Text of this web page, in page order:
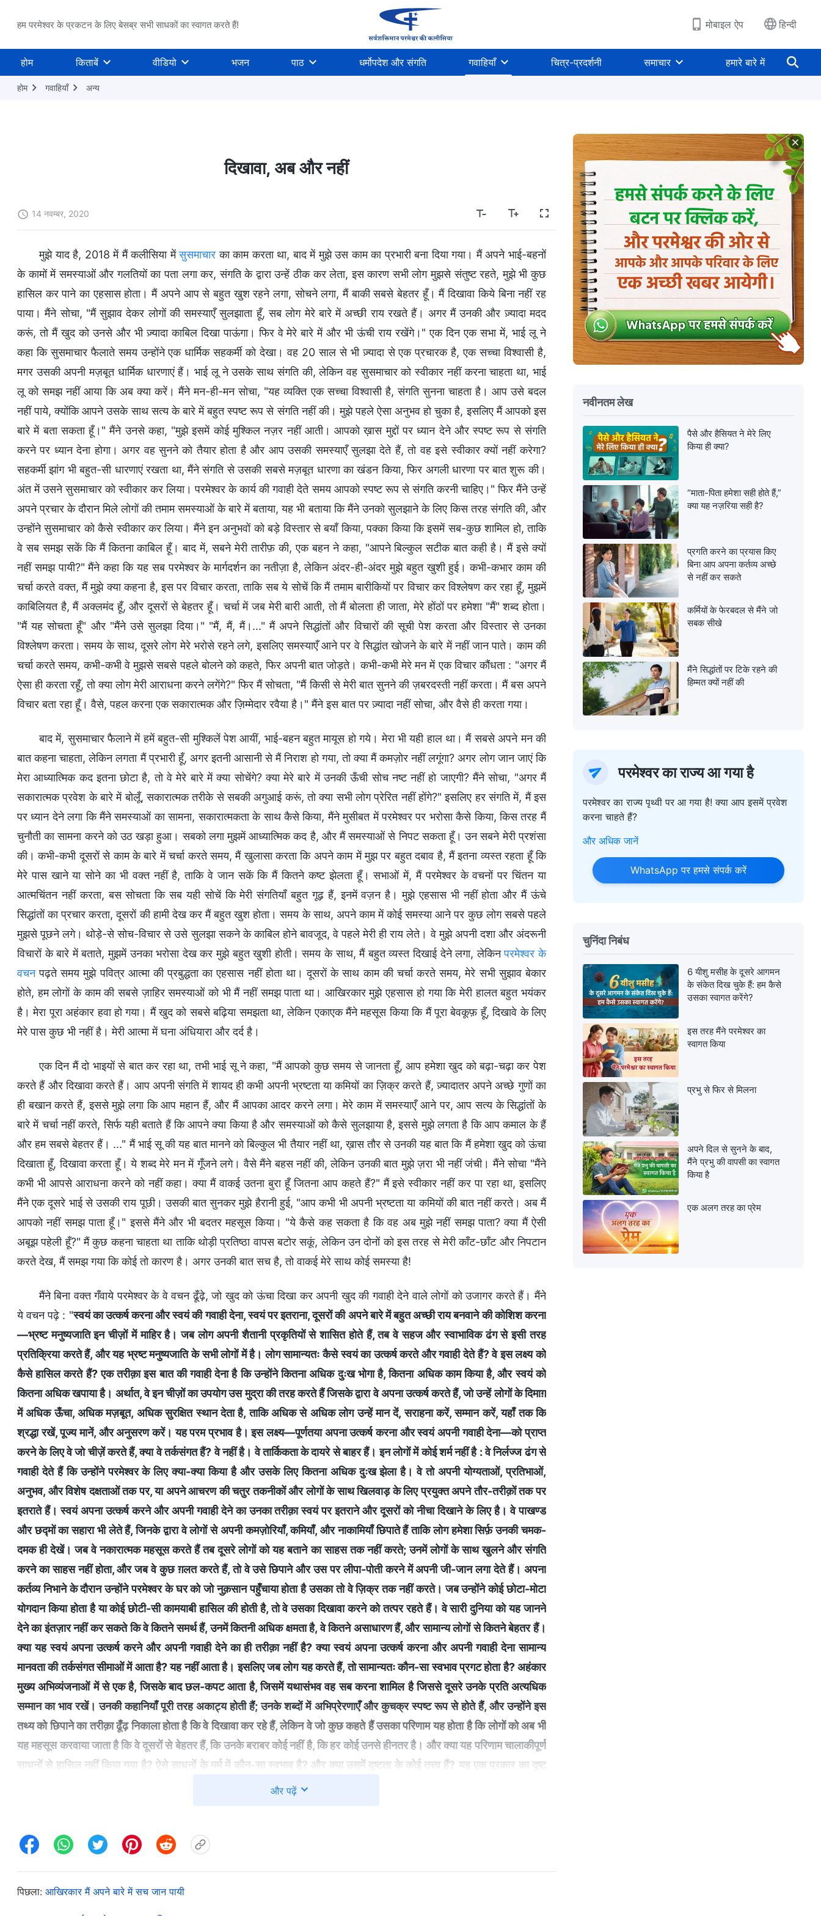
हम परमेश्वर के प्रकटन के लिए बेसब्र सभी साधकों का स्वागत करते हैं! मोबाइल ऐप हिन्दी
होम किताबें वीडियो भजन पाठ धर्मोपदेश और संगति गवाहियाँ चित्र-प्रदर्शनी समाचार हमारे बारे में
होम गवाहियाँ अन्य
दिखावा, अब और नहीं
14 नवम्बर, 2020
मुझे याद है, 2018 में मैं कलीसिया मेंसुसमाचार का काम करता था, बाद में मुझे उस काम का प्रभारी बना दिया गया। मैं अपने भाई-बहनों
के कामों में समस्याओं और गलतियों का पता लगा कर, संगति के द्वारा उन्हें ठीक कर लेता, इस कारण सभी लोग मुझसे संतुष्ट रहते, मुझे भी कुछ
हासिल कर पाने का एहसास होता। मैं अपने आप से बहुत खुश रहने लगा, सोचने लगा, मैं बाकी सबसे बेहतर हूँ। मैं दिखावा किये बिना नहीं रह
पाया। मैंने सोचा, "मैं सुझाव देकर लोगों की समस्याएँ सुलझाता हूँ, सब लोग मेरे बारे में अच्छी राय रखते हैं। अगर मैं उनकी और ज़्यादा मदद
करूं, तो मैं खुद को उनसे और भी ज़्यादा काबिल दिखा पाऊंगा। फिर वे मेरे बारे में और भी ऊंची राय रखेंगे।" एक दिन एक सभा में, भाई लू ने
कहा कि सुसमाचार फैलाते समय उन्होंने एक धार्मिक सहकर्मी को देखा। वह 20 साल से भी ज़्यादा से एक प्रचारक है, एक सच्चा विश्वासी है,
मगर उसकी अपनी मज़बूत धार्मिक धारणाएं हैं। भाई लू ने उसके साथ संगति की, लेकिन वह सुसमाचार को स्वीकार नहीं करना चाहता था, भाई
लू को समझ नहीं आया कि अब क्या करें। मैंने मन-ही-मन सोचा, "यह व्यक्ति एक सच्चा विश्वासी है, संगति सुनना चाहता है। आप उसे बदल
नहीं पाये, क्योंकि आपने उसके साथ सत्य के बारे में बहुत स्पष्ट रूप से संगति नहीं की। मुझे पहले ऐसा अनुभव हो चुका है, इसलिए मैं आपको इस
बारे में बता सकता हूँ।" मैंने उनसे कहा, "मुझे इसमें कोई मुश्किल नज़र नहीं आती। आपको ख़ास मुद्दों पर ध्यान देने और स्पष्ट रूप से संगति
करने पर ध्यान देना होगा। अगर वह सुनने को तैयार होता है और आप उसकी समस्याएँ सुलझा देते हैं, तो वह इसे स्वीकार क्यों नहीं करेगा?
सहकर्मी झांग भी बहुत-सी धारणाएं रखता था, मैंने संगति से उसकी सबसे मज़बूत धारणा का खंडन किया, फिर अगली धारणा पर बात शुरू की।
अंत में उसने सुसमाचार को स्वीकार कर लिया। परमेश्वर के कार्य की गवाही देते समय आपको स्पष्ट रूप से संगति करनी चाहिए।" फिर मैंने उन्हें
अपने प्रचार के दौरान मिले लोगों की तमाम समस्याओं के बारे में बताया, यह भी बताया कि मैंने उनको सुलझाने के लिए किस तरह संगति की, और
उन्होंने सुसमाचार को कैसे स्वीकार कर लिया। मैंने इन अनुभवों को बड़े विस्तार से बयाँ किया, पक्का किया कि इसमें सब-कुछ शामिल हो, ताकि
वे सब समझ सकें कि मैं कितना काबिल हूँ। बाद में, सबने मेरी तारीफ़ की, एक बहन ने कहा, "आपने बिल्कुल सटीक बात कही है। मैं इसे क्यों
नहीं समझ पायी?" मैंने कहा कि यह सब परमेश्वर के मार्गदर्शन का नतीज़ा है, लेकिन अंदर-ही-अंदर मुझे बहुत खुशी हुई। कभी-कभार काम की
चर्चा करते वक्त, मैं मुझे क्या कहना है, इस पर विचार करता, ताकि सब ये सोचें कि मैं तमाम बारीकियों पर विचार कर विश्लेषण कर रहा हूँ, मुझमें
काबिलियत है, मैं अक्लमंद हूँ, और दूसरों से बेहतर हूँ। चर्चा में जब मेरी बारी आती, तो मैं बोलता ही जाता, मेरे होंठों पर हमेशा "मैं" शब्द होता।
"मैं यह सोचता हूँ" और "मैंने उसे सुलझा दिया।" "मैं, मैं, मैं।..." मैं अपने सिद्धांतों और विचारों की सूची पेश करता और विस्तार से उनका
विश्लेषण करता। समय के साथ, दूसरे लोग मेरे भरोसे रहने लगे, इसलिए समस्याएँ आने पर वे सिद्धांत खोजने के बारे में नहीं जान पाते। काम की
चर्चा करते समय, कभी-कभी वे मुझसे सबसे पहले बोलने को कहते, फिर अपनी बात जोड़ते। कभी-कभी मेरे मन में एक विचार कौंधता : "अगर मैं
ऐसा ही करता रहूँ, तो क्या लोग मेरी आराधना करने लगेंगे?" फिर मैं सोचता, "मैं किसी से मेरी बात सुनने की ज़बरदस्ती नहीं करता। मैं बस अपने
विचार बता रहा हूँ। वैसे, पहल करना एक सकारात्मक और ज़िम्मेदार रवैया है।" मैंने इस बात पर ज़्यादा नहीं सोचा, और वैसे ही करता गया।
बाद में, सुसमाचार फैलाने में हमें बहुत-सी मुश्किलें पेश आयीं, भाई-बहन बहुत मायूस हो गये। मेरा भी यही हाल था। मैं सबसे अपने मन की
बात कहना चाहता, लेकिन लगता मैं प्रभारी हूँ, अगर इतनी आसानी से मैं निराश हो गया, तो क्या मैं कमज़ोर नहीं लगूंगा? अगर लोग जान जाएं कि
मेरा आध्यात्मिक कद इतना छोटा है, तो वे मेरे बारे में क्या सोचेंगे? क्या मेरे बारे में उनकी ऊँची सोच नष्ट नहीं हो जाएगी? मैंने सोचा, "अगर मैं
सकारात्मक प्रवेश के बारे में बोलूँ, सकारात्मक तरीके से सबकी अगुआई करूं, तो क्या सभी लोग प्रेरित नहीं होंगे?" इसलिए हर संगति में, मैं इस
पर ध्यान देने लगा कि मैंने समस्याओं का सामना, सकारात्मकता के साथ कैसे किया, मैंने मुसीबत में परमेश्वर पर भरोसा कैसे किया, किस तरह मैं
चुनौती का सामना करने को उठ खड़ा हुआ। सबको लगा मुझमें आध्यात्मिक कद है, और मैं समस्याओं से निपट सकता हूँ। उन सबने मेरी प्रशंसा
की। कभी-कभी दूसरों से काम के बारे में चर्चा करते समय, मैं खुलासा करता कि अपने काम में मुझ पर बहुत दबाव है, मैं इतना व्यस्त रहता हूँ कि
मेरे पास खाने या सोने का भी वक्त नहीं है, ताकि वे जान सकें कि मैं कितने कष्ट झेलता हूँ। सभाओं में, मैं परमेश्वर के वचनों पर चिंतन या
आत्मचिंतन नहीं करता, बस सोचता कि सब यही सोचें कि मेरी संगतियाँ बहुत गूढ़ हैं, इनमें वज़न है। मुझे एहसास भी नहीं होता और मैं ऊंचे
सिद्धांतों का प्रचार करता, दूसरों की हामी देख कर मैं बहुत खुश होता। समय के साथ, अपने काम में कोई समस्या आने पर कुछ लोग सबसे पहले
मुझसे पूछने लगे। थोड़े-से सोच-विचार से उसे सुलझा सकने के काबिल होने बावजूद, वे पहले मेरी ही राय लेते। वे मुझे अपनी दशा और अंदरूनी
विचारों के बारे में बताते, मुझमें उनका भरोसा देख कर मुझे बहुत खुशी होती। समय के साथ, मैं बहुत व्यस्त दिखाई देने लगा, लेकिनपरमेश्वर के
वचनपढ़ते समय मुझे पवित्र आत्मा की प्रबुद्धता का एहसास नहीं होता था। दूसरों के साथ काम की चर्चा करते समय, मेरे सभी सुझाव बेकार
होते, हम लोगों के काम की सबसे ज़ाहिर समस्याओं को भी मैं नहीं समझ पाता था। आखिरकार मुझे एहसास हो गया कि मेरी हालत बहुत भयंकर
है। मेरा पूरा अहंकार हवा हो गया। मैं खुद को सबसे बढ़िया समझता था, लेकिन एकाएक मैंने महसूस किया कि मैं पूरा बेवकूफ़ हूँ, दिखावे के लिए
मेरे पास कुछ भी नहीं है। मेरी आत्मा में घना अंधियारा और दर्द है।
एक दिन मैं दो भाइयों से बात कर रहा था, तभी भाई सू ने कहा, "मैं आपको कुछ समय से जानता हूँ, आप हमेशा खुद को बढ़ा-चढ़ा कर पेश
करते हैं और दिखावा करते हैं। आप अपनी संगति में शायद ही कभी अपनी भ्रष्टता या कमियों का ज़िक्र करते हैं, ज़्यादातर अपने अच्छे गुणों का
ही बखान करते हैं, इससे मुझे लगा कि आप महान हैं, और मैं आपका आदर करने लगा। मेरे काम में समस्याएँ आने पर, आप सत्य के सिद्धांतों के
बारे में चर्चा नहीं करते, सिर्फ यही बताते हैं कि आपने क्या किया है और समस्याओं को कैसे सुलझाया है, इससे मुझे लगता है कि आप कमाल के हैं
और हम सबसे बेहतर हैं। ..." मैं भाई सू की यह बात मानने को बिल्कुल भी तैयार नहीं था, ख़ास तौर से उनकी यह बात कि मैं हमेशा खुद को ऊंचा
दिखाता हूँ, दिखावा करता हूँ। ये शब्द मेरे मन में गूँजने लगे। वैसे मैंने बहस नहीं की, लेकिन उनकी बात मुझे ज़रा भी नहीं जंची। मैंने सोचा "मैंने
कभी भी आपसे आराधना करने को नहीं कहा। क्या मैं वाकई उतना बुरा हूँ जितना आप कहते हैं?" मैं इसे स्वीकार नहीं कर पा रहा था, इसलिए
मैंने एक दूसरे भाई से उसकी राय पूछी। उसकी बात सुनकर मुझे हैरानी हुई, "आप कभी भी अपनी भ्रष्टता या कमियों की बात नहीं करते। अब मैं
आपको नहीं समझ पाता हूँ।" इससे मैंने और भी बदतर महसूस किया। "ये कैसे कह सकता है कि वह अब मुझे नहीं समझ पाता? क्या मैं ऐसी
अबूझ पहेली हूँ?" मैं कुछ कहना चाहता था ताकि थोड़ी प्रतिष्ठा वापस बटोर सकूं, लेकिन उन दोनों को इस तरह से मेरी काँट-छाँट और निपटान
करते देख, मैं समझ गया कि कोई तो कारण है। अगर उनकी बात सच है, तो वाकई मेरे साथ कोई समस्या है!
मैंने बिना वक्त गँवाये परमेश्वर के वे वचन ढूँढ़े, जो खुद को ऊंचा दिखा कर अपनी खुद की गवाही देने वाले लोगों को उजागर करते हैं। मैंने
ये वचन पढ़े : "स्वयं का उत्कर्ष करना और स्वयं की गवाही देना, स्वयं पर इतराना, दूसरों की अपने बारे में बहुत अच्छी राय बनवाने की कोशिश करना
—भ्रष्‍ट मनुष्‍यजाति इन चीज़ों में माहिर है। जब लोग अपनी शैता‍नी प्रकृतियों से शासित होते हैं, तब वे सहज और स्‍वाभाविक ढंग से इसी तरह
प्रतिक्रिया करते हैं, और यह भ्रष्‍ट मनुष्यजाति के सभी लोगों में है। लोग सामान्यतः कैसे स्वयं का उत्कर्ष करते और गवाही देते हैं? वे इस लक्ष्‍य को
कैसे हासिल करते हैं? एक तरीक़ा इस बात की गवाही देना है कि उन्‍होंने कितना अधिक दुःख भोगा है, कितना अधिक काम किया है, और स्वयं को
कितना अधिक खपाया है। अर्थात, वे इन चीज़ों का उपयोग उस मुद्रा की तरह करते हैं जिसके द्वारा वे अपना उत्कर्ष करते हैं, जो उन्‍हें लोगों के दिमाग़
में अधिक ऊँचा, अधिक मज़बूत, अधिक सुरक्षित स्थान देता है, ताकि अधिक से अधिक लोग उन्‍हें मान दें, सराहना करें, सम्मान करें, यहाँ तक कि
श्रद्धा रखें, पूज्‍य मानें, और अनुसरण करें। यह परम प्रभाव है। इस लक्ष्‍य—पूर्णतया अपना उत्कर्ष करना और स्वयं अपनी गवाही देना—को प्राप्त
करने के लिए वे जो चीज़ें करते हैं, क्‍या वे तर्कसंगत हैं? वे नहीं है। वे तार्किकता के दायरे से बाहर हैं। इन लोगों में कोई शर्म नहीं है : वे निर्लज्‍ज ढंग से
गवाही देते हैं कि उन्‍होंने परमेश्‍वर के लिए क्‍या-क्‍या किया है और उसके लिए कितना अधिक दुःख झेला है। वे तो अपनी योग्‍यताओं, प्रतिभाओं,
अनुभव, और विशेष दक्षताओं तक पर, या अपने आचरण की चतुर तकनीकों और लोगों के साथ खिलवाड़ के लिए प्रयुक्त अपने तौर-तरीक़ों तक पर
इतराते हैं। स्वयं अपना उत्कर्ष करने और अपनी गवाही देने का उनका तरीक़ा स्वयं पर इतराने और दूसरों को नीचा दिखाने के लिए है। वे पाखण्‍ड
और छद्मों का सहारा भी लेते हैं, जिनके द्वारा वे लोगों से अपनी कमज़ोरियाँ, कमियाँ, और नाकामियाँ छिपाते हैं ताकि लोग हमेशा सिर्फ़ उनकी चमक-
दमक ही देखें। जब वे नकारात्‍मक महसूस करते हैं तब दूसरे लोगों को यह बताने का साहस तक नहीं करते; उनमें लोगों के साथ खुलने और संगति
करने का साहस नहीं होता, और जब वे कुछ ग़लत करते हैं, तो वे उसे छिपाने और उस पर लीपा-पोती करने में अपनी जी-जान लगा देते हैं। अपना
कर्तव्‍य निभाने के दौरान उन्‍होंने परमेश्‍वर के घर को जो नुक़सान पहुँचाया होता है उसका तो वे ज़ि‍क्र तक नहीं करते। जब उन्‍होंने कोई छोटा-मोटा
योगदान किया होता है या कोई छोटी-सी कामयाबी हासिल की होती है, तो वे उसका दिखावा करने को तत्पर रहते हैं। वे सारी दुनिया को यह जानने
देने का इंतज़ार नहीं कर सकते कि वे कितने समर्थ हैं, उनमें कितनी अधिक क्षमता है, वे कितने असाधारण हैं, और सामान्‍य लोगों से कितने बेहतर हैं।
क्‍या यह स्वयं अपना उत्कर्ष करने और अपनी गवाही देने का ही तरीक़ा नहीं है? क्‍या स्वयं अपना उत्कर्ष करना और अपनी गवाही देना सामान्‍य
मानवता की तर्कसंगत सीमाओं में आता है? यह नहीं आता है। इसलिए जब लोग यह करते हैं, तो सामान्यतः कौन-सा स्‍वभाव प्रगट होता है? अहंकार
मुख्‍य अभिव्यंजनाओं में से एक है, जिसके बाद छल-कपट आता है, जिसमें यथासंभव वह सब करना शामिल है जिससे दूसरे उनके प्रति अत्यधिक
सम्‍मान का भाव रखें। उनकी कहानियाँ पूरी तरह अकाट्य होती हैं; उनके शब्‍दों में अभिप्रेरणाएँ और कुचक्र स्पष्ट रूप से होते हैं, और उन्‍होंने इस
तथ्‍य को छिपाने का तरीक़ा ढूँढ़ निकाला होता है कि वे दिखावा कर रहे हैं, लेकिन वे जो कुछ कहते हैं उसका परिणाम यह होता है कि लोगों को अब भी
यह महसूस करवाया जाता है कि वे दूसरों से बेहतर हैं, कि उनके बराबर कोई नहीं है, कि हर कोई उनसे हीनतर है। और क्‍या यह परिणाम चालाकीपूर्ण
साधनों से हासिल नहीं किया गया है? ऐसे साधनों के मर्म में कौन-सा स्‍वभाव है? और क्‍या उसमें दुष्‍टता के कोई तत्त्व हैं? यह एक प्रकार का दुष्‍ट
स्‍वभाव ही है। देखा जा सकता है कि उनके द्वारा प्रयुक्‍त ये साधन कपटपूर्ण स्‍वभाव से निर्देशित होते हैं—तो मैं क्‍यों कहता हूँ कि यह दुष्‍टतापूर्ण है?
करता है, और इसलिए वे जो कुछ कहते और करते हैं उसके लक्ष्‍य और प्रयोजन उनके दिलों की गहराइयों में बहुत गुप्त रखे जाते हैं। उदाहरण के
और पढ़ें
पिछला: आखिरकार मैं अपने बारे में सच जान पायी
नवीनतम लेख
पैसे और हैसियत ने मेरे लिए
किया ही क्या?
“माता-पिता हमेशा सही होते हैं,”
क्या यह नज़रिया सही है?
प्रगति करने का प्रयास किए
बिना आप अपना कर्तव्य अच्छे
से नहीं कर सकते
कर्मियों के फेरबदल से मैंने जो
सबक सीखे
मैंने सिद्धांतों पर टिके रहने की
हिम्मत क्यों नहीं की
परमेश्वर का राज्य आ गया है
परमेश्वर का राज्य पृथ्वी पर आ गया है! क्या आप इसमें प्रवेश
करना चाहते हैं?
और अधिक जानें
WhatsApp पर हमसे संपर्क करें
चुनिंदा निबंध
6 यीशु मसीह के दूसरे आगमन
के संकेत दिख चुके हैं: हम कैसे
उसका स्‍वागत करेंगे?
इस तरह मैंने परमेश्वर का
स्वागत किया
प्रभु से फिर से मिलना
अपने दिल से सुनने के बाद,
मैंने प्रभु की वापसी का स्वागत
किया है
एक अलग तरह का प्रेम